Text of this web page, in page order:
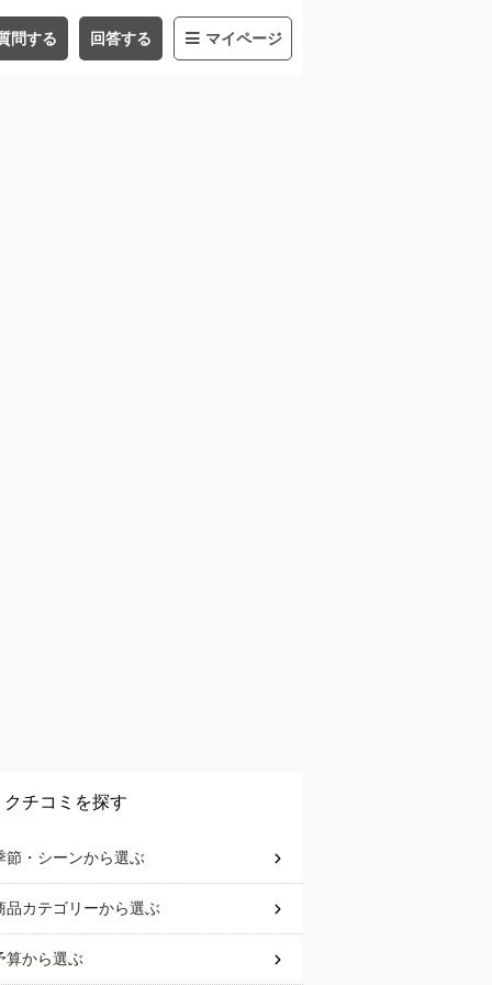
問する 回答する マイページ
クチコミを探す
節・シーンから選ぶ
品カテゴリーから選ぶ
算から選ぶ